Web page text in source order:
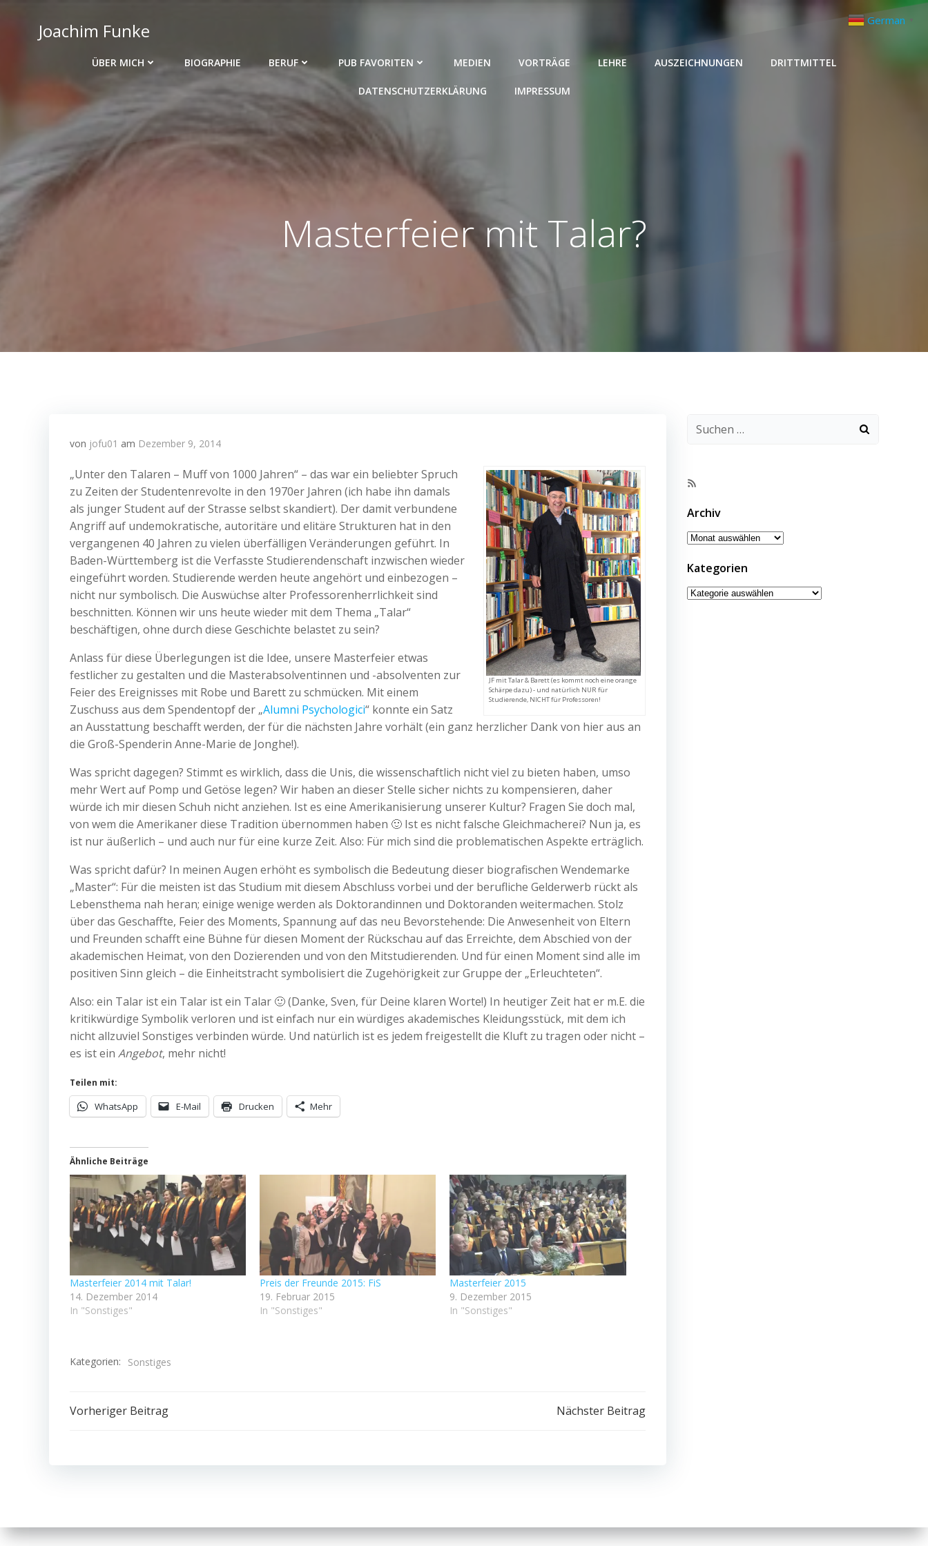
springenJoachim Funke
ÜBER MICH BIOGRAPHIE BERUF PUB FAVORITEN MEDIEN VORTRÄGE LEHRE AUSZEICHNUNGEN DRITTMITTEL
DATENSCHUTZERKLÄRUNG IMPRESSUM
Masterfeier mit Talar?
von jofu01 am Dezember 9, 2014
JF mit Talar & Barett (es kommt noch eine orange
Schärpe dazu) - und natürlich NUR für
Studierende, NICHT für Professoren!
„Unter den Talaren – Muff von 1000 Jahren“ – das war ein beliebter Spruch
zu Zeiten der Studentenrevolte in den 1970er Jahren (ich habe ihn damals
als junger Student auf der Strasse selbst skandiert). Der damit verbundene
Angriff auf undemokratische, autoritäre und elitäre Strukturen hat in den
vergangenen 40 Jahren zu vielen überfälligen Veränderungen geführt. In
Baden-Württemberg ist die Verfasste Studierendenschaft inzwischen wieder
eingeführt worden. Studierende werden heute angehört und einbezogen –
nicht nur symbolisch. Die Auswüchse alter Professorenherrlichkeit sind
beschnitten. Können wir uns heute wieder mit dem Thema „Talar“
beschäftigen, ohne durch diese Geschichte belastet zu sein?
Anlass für diese Überlegungen ist die Idee, unsere Masterfeier etwas
festlicher zu gestalten und die Masterabsolventinnen und -absolventen zur
Feier des Ereignisses mit Robe und Barett zu schmücken. Mit einem
Zuschuss aus dem Spendentopf der „Alumni Psychologici“ konnte ein Satz
an Ausstattung beschafft werden, der für die nächsten Jahre vorhält (ein ganz herzlicher Dank von hier aus an
die Groß-Spenderin Anne-Marie de Jonghe!).
Was spricht dagegen? Stimmt es wirklich, dass die Unis, die wissenschaftlich nicht viel zu bieten haben, umso
mehr Wert auf Pomp und Getöse legen? Wir haben an dieser Stelle sicher nichts zu kompensieren, daher
würde ich mir diesen Schuh nicht anziehen. Ist es eine Amerikanisierung unserer Kultur? Fragen Sie doch mal,
von wem die Amerikaner diese Tradition übernommen haben 🙂 Ist es nicht falsche Gleichmacherei? Nun ja, es
ist nur äußerlich – und auch nur für eine kurze Zeit. Also: Für mich sind die problematischen Aspekte erträglich.
Was spricht dafür? In meinen Augen erhöht es symbolisch die Bedeutung dieser biografischen Wendemarke
„Master“: Für die meisten ist das Studium mit diesem Abschluss vorbei und der berufliche Gelderwerb rückt als
Lebensthema nah heran; einige wenige werden als Doktorandinnen und Doktoranden weitermachen. Stolz
über das Geschaffte, Feier des Moments, Spannung auf das neu Bevorstehende: Die Anwesenheit von Eltern
und Freunden schafft eine Bühne für diesen Moment der Rückschau auf das Erreichte, dem Abschied von der
akademischen Heimat, von den Dozierenden und von den Mitstudierenden. Und für einen Moment sind alle im
positiven Sinn gleich – die Einheitstracht symbolisiert die Zugehörigkeit zur Gruppe der „Erleuchteten“.
Also: ein Talar ist ein Talar ist ein Talar 🙂 (Danke, Sven, für Deine klaren Worte!) In heutiger Zeit hat er m.E. die
kritikwürdige Symbolik verloren und ist einfach nur ein würdiges akademisches Kleidungsstück, mit dem ich
nicht allzuviel Sonstiges verbinden würde. Und natürlich ist es jedem freigestellt die Kluft zu tragen oder nicht –
es ist ein Angebot, mehr nicht!
Teilen mit:
WhatsApp E-Mail Drucken Mehr
Ähnliche Beiträge
Masterfeier 2014 mit Talar!
14. Dezember 2014
In "Sonstiges"
Preis der Freunde 2015: FiS
19. Februar 2015
In "Sonstiges"
Masterfeier 2015
9. Dezember 2015
In "Sonstiges"
Kategorien: Sonstiges
Beitragsnavigation
Vorheriger Beitrag BeitragsnavigationNächster Beitrag
RSS-
Archiv
Archiv
Kategorien
Kategorien
German ▼